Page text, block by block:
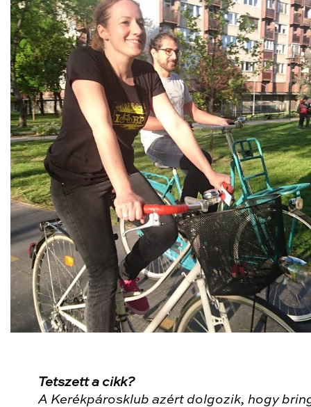
Tetszett a cikk?
A Kerékpárosklub azért dolgozik, hogy